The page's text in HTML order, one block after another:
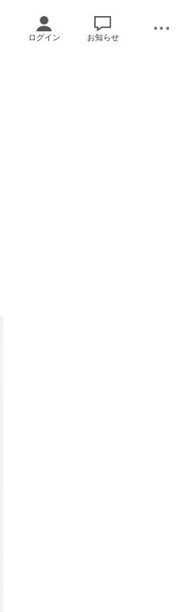
ログイン お知らせ